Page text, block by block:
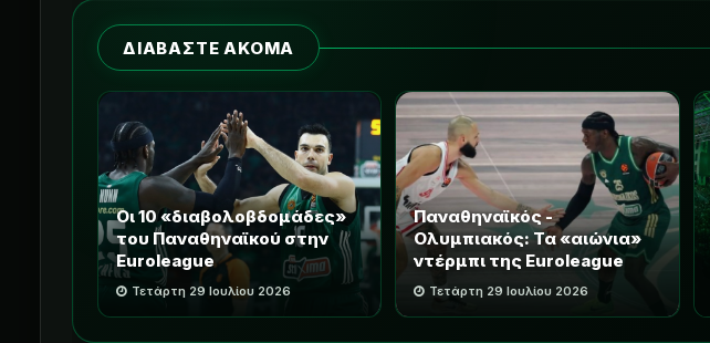
ΔΙΑΒΑΣΤΕ ΑΚΟΜΑ
Οι 10 «διαβολοβδομάδες»
του Παναθηναϊκού στην
Euroleague
Τετάρτη 29 Ιουλίου 2026
Παναθηναϊκός -
Ολυμπιακός: Τα «αιώνια»
ντέρμπι της Euroleague
Τετάρτη 29 Ιουλίου 2026